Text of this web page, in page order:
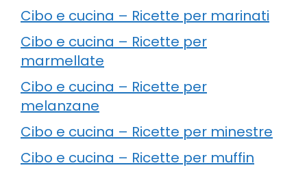
Cibo e cucina – Ricette per marinati
Cibo e cucina – Ricette per
marmellate
Cibo e cucina – Ricette per
melanzane
Cibo e cucina – Ricette per minestre
Cibo e cucina – Ricette per muffin